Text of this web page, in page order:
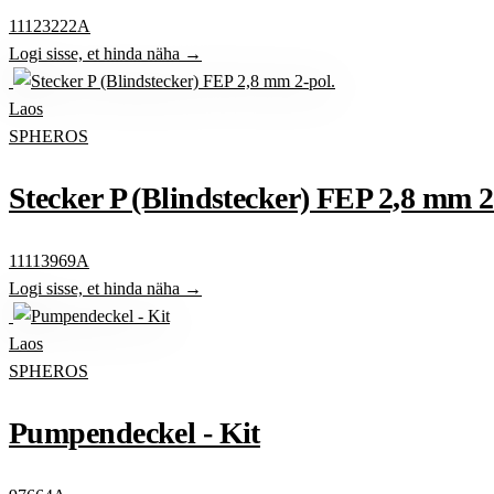
11123222A
Logi sisse, et hinda näha →
Laos
SPHEROS
Stecker P (Blindstecker) FEP 2,8 mm
11113969A
Logi sisse, et hinda näha →
Laos
SPHEROS
Pumpendeckel - Kit